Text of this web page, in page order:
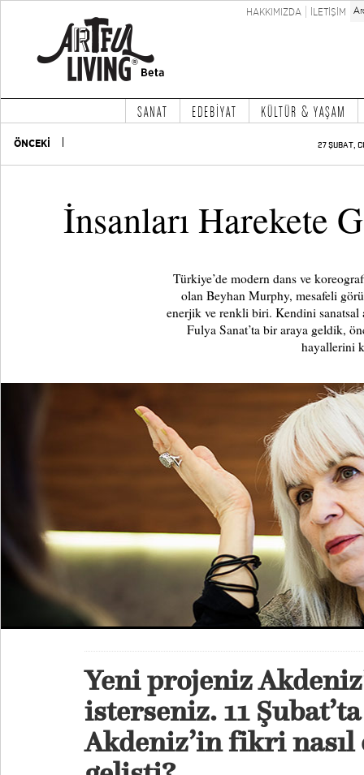
HAKKIMIZDA İLETİŞİM
SANAT EDEBİYAT KÜLTÜR & YAŞAM
ÖNCEKİ 27 ŞUBAT,
İnsanları Harekete
Türkiye’de modern dans ve
olan Beyhan Murphy, mesafeli
enerjik ve renkli biri. Kendini
Fulya Sanat’ta bir araya geldik,
hayallerini
Yeni projeniz
isterseniz. 11
Akdeniz’in fikri nasıl